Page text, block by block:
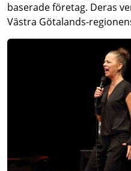
baserade företag. Deras
Västra Götalands-